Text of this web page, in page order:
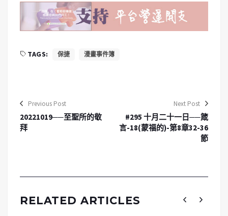
TAGS: 保捷 漫畫事件簿
Previous Post
20221019──至聖所的敬
拜
Next Post
#295 十月二十一日──箴
言-18(蒙福的)-第8章32-36
節
RELATED ARTICLES